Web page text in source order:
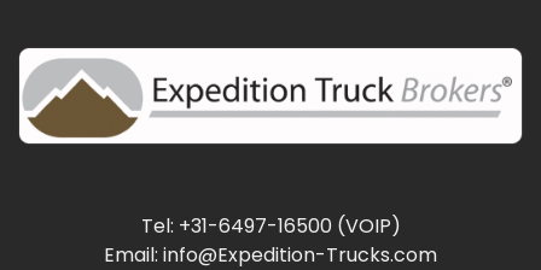
Tel: +31-6497-16500 (VOIP)
Email: info@Expedition-Trucks.com